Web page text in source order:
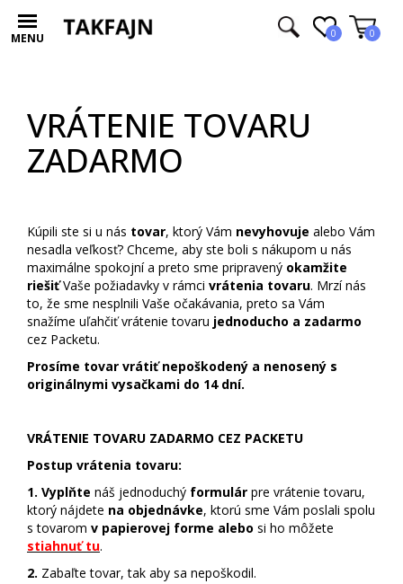
MENU 0 0
VRÁTENIE TOVARU
ZADARMO
Kúpili ste si u nás tovar, ktorý Vám nevyhovuje alebo Vám
nesadla veľkosť? Chceme, aby ste boli s nákupom u nás
maximálne spokojní a preto sme pripravený okamžite
riešiťVaše požiadavky v rámci vrátenia tovaru. Mrzí nás
to, že sme nesplnili Vaše očakávania, preto sa Vám
snažíme uľahčiť vrátenie tovaru jednoducho a zadarmo
cez Packetu.
Prosíme tovar vrátiť nepoškodený a nenosený s
originálnymi vysačkami do 14 dní.
VRÁTENIE TOVARU ZADARMO CEZ PACKETU
Postup vrátenia tovaru:
1. Vyplňte náš jednoduchý formulár pre vrátenie tovaru,
ktorý nájdete na objednávke, ktorú sme Vám poslali spolu
s tovarom v papierovej forme alebo si ho môžete
stiahnuť tu.
2. Zabaľte tovar, tak aby sa nepoškodil.